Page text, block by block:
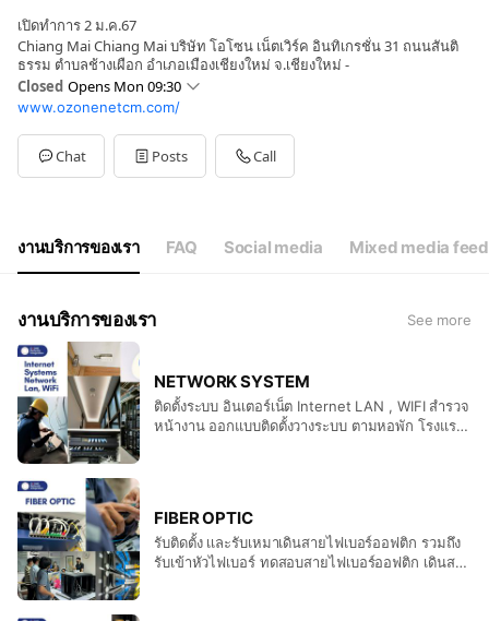
เปิดทำการ 2 ม.ค.67
Chiang Mai Chiang Mai บริษัท โอโซน เน็ตเวิร์ค อินทิเกรชั่น 31 ถนนสันติ
ธรรม ตำบลช้างเผือก อำเภอเมืองเชียงใหม่ จ.เชียงใหม่ -
Closed Opens Mon 09:30
SunClosed
Mon09:30 - 17:00
Tue09:30 - 17:00
Wed09:30 - 17:00
09:30 - 17:00
www.ozonenetcm.com/
Chat Posts Call
งานบริการของเรา FAQ Social media Mixed media feed
งานบริการของเรา See more
NETWORK SYSTEM
ติดตั้งระบบ อินเตอร์เน็ต Internet LAN , WIFI สำรวจ
หน้างาน ออกแบบติดตั้งวางระบบ ตามหอพัก โรงแรม
FIBER OPTIC
รับติดตั้ง เเละรับเหมาเดินสายไฟเบอร์ออฟติก รวมถึง
รับเข้าหัวไฟเบอร์ ทดสอบสายไฟเบอร์ออฟติก เดินสาย